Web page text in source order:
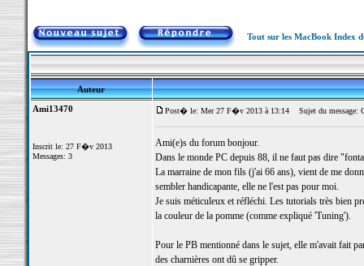
Tout sur les MacBook Index
Auteur
Ami13470
Inscrit le: 27 F�v 2013
Messages: 3
Post� le: Mer 27 F�v 2013 à 13:14 Sujet du message:
Ami(e)s du forum bonjour.
Dans le monde PC depuis 88, il ne faut pas dire
La marraine de mon fils (j'ai 66 ans), vient de me
sembler handicapante, elle ne l'est pas pour moi.
Je suis méticuleux et réfléchi. Les tutorials très bien
la couleur de la pomme (comme expliqué 'Tuning').
Pour le PB mentionné dans le sujet, elle m'avait fait
des charnières ont dû se gripper.